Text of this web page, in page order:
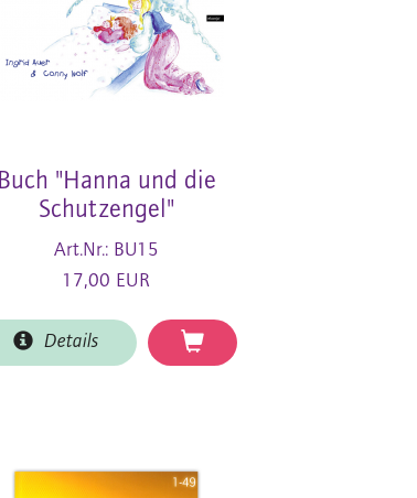
Buch "Hanna und die
Schutzengel"
Art.Nr.: BU15
17,00 EUR
Details